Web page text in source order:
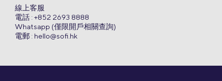
線上客服
電話 : +852 2693 8888
Whatsapp (僅限開戶相關查詢)
電郵 : hello@sofi.hk